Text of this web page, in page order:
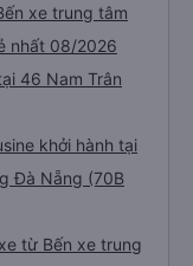
xe trung tâm
nhất 08/2026
46 Nam Trân
khởi hành tại
Đà Nẵng (70B
từ Bến xe trung